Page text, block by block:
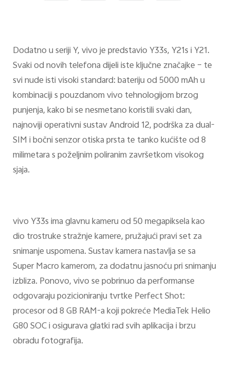
Dodatno u seriji Y, vivo je predstavio Y33s, Y21s i Y21.
Svaki od novih telefona dijeli iste ključne značajke – te
svi nude isti visoki standard: bateriju od 5000 mAh u
kombinaciji s pouzdanom vivo tehnologijom brzog
punjenja, kako bi se nesmetano koristili svaki dan,
najnoviji operativni sustav Android 12, podrška za dual-
SIM i bočni senzor otiska prsta te tanko kućište od 8
milimetara s poželjnim poliranim završetkom visokog
sjaja.
vivo Y33s ima glavnu kameru od 50 megapiksela kao
dio trostruke stražnje kamere, pružajući pravi set za
snimanje uspomena. Sustav kamera nastavlja se sa
Super Macro kamerom, za dodatnu jasnoću pri snimanju
izbliza. Ponovo, vivo se pobrinuo da performanse
odgovaraju pozicioniranju tvrtke Perfect Shot:
procesor od 8 GB RAM-a koji pokreće MediaTek Helio
G80 SOC i osigurava glatki rad svih aplikacija i brzu
obradu fotografija.